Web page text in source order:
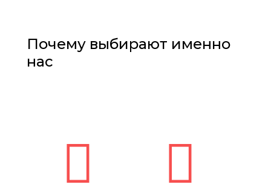
Почему выбирают именно
нас